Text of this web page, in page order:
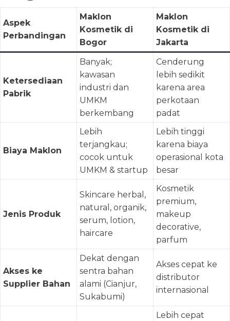
Aspek
Perbandingan
Maklon
Kosmetik di
Bogor
Maklon
Kosmetik di
Jakarta
Ketersediaan
Pabrik
Banyak;
kawasan
industri dan
UMKM
berkembang
Cenderung
lebih sedikit
karena area
perkotaan
padat
Biaya Maklon
Lebih
terjangkau;
cocok untuk
UMKM & startup
Lebih tinggi
karena biaya
operasional kota
besar
Jenis Produk
Skincare herbal,
natural, organik,
serum, lotion,
haircare
Kosmetik
premium,
makeup
decorative,
parfum
Akses ke
Supplier Bahan
Dekat dengan
sentra bahan
alami (Cianjur,
Sukabumi)
Akses cepat ke
distributor
internasional
Lebih cepat